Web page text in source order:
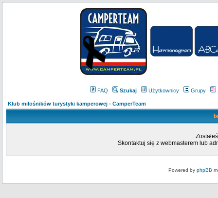
FAQ Szukaj Użytkownicy Grupy
Klub miłośników turystyki kamperowej - CamperTeam
Skontaktuj się z webmasterem lub
Powered by phpBB